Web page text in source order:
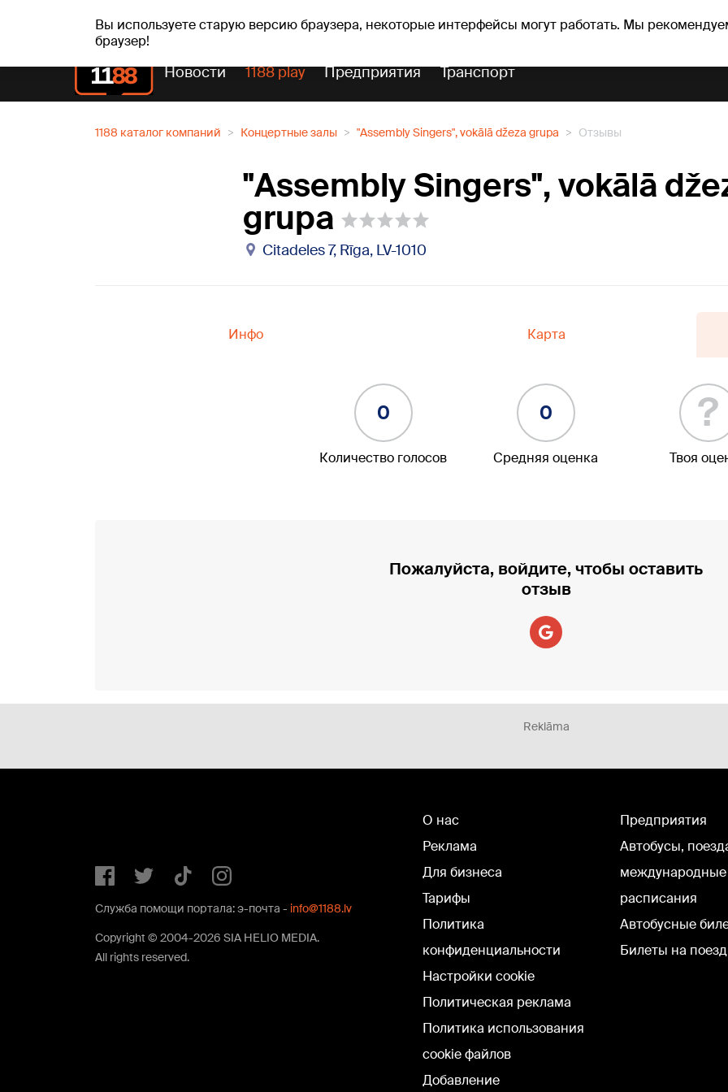
Вы используете старую версию браузера, некоторые интерфейсы могут работать. Мы
браузер!
чт, 06.08.2026. +22°C Aisma, Askolds Прогноз погоды Гороскопы
Новости 1188 play Предприятия Транспорт
1188 каталог компаний Концертные залы "Assembly Singers", vokālā džeza grupa Отзывы
"Assembly Singers", vokālā
grupa
Citadeles 7, Rīga, LV-1010
Инфо Карта
0
Количество голосов
0
Средняя оценка
?
Твоя
Пожалуйста, войдите, чтобы оставить
отзыв
Reklāma
Служба помощи портала: э-почта - info@1188.lv
Copyright © 2004-2026 SIA HELIO MEDIA.
All rights reserved.
О нас
Реклама
Для бизнеса
Тарифы
Политика
конфиденциальности
Настройки cookie
Политическая реклама
Политика использования
cookie файлов
Добавление
Предприятия
Автобусы,
международные
расписания
Автобусные
Билеты на поезд